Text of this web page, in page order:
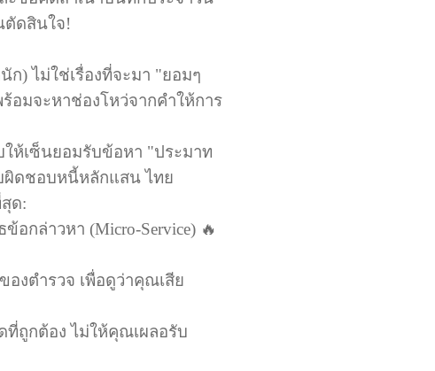
ตัดสินใจ!
) ไม่ใช่เรื่องที่จะมา "ยอมๆ
มจะหาช่องโหว่จากคำให้การ
ให้เซ็นยอมรับข้อหา "ประมาท
ผิดชอบหนี้หลักแสน ไทย
ด:
อกล่าวหา (Micro-Service) 🔥
งตำรวจ เพื่อดูว่าคุณเสีย
ถูกต้อง ไม่ให้คุณเผลอรับ